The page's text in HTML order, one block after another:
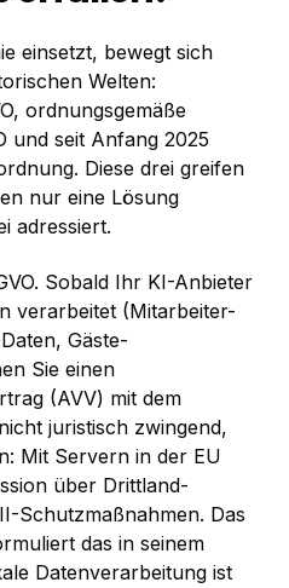
einsetzt, bewegt sich
Welten:
ordnungsgemäße
und seit Anfang 2025
Diese drei greifen
nur eine Lösung
adressiert.
Sobald Ihr KI-Anbieter
verarbeitet (Mitarbeiter-
Gäste-
Sie einen
(AVV) mit dem
juristisch zwingend,
Mit Servern in der EU
über Drittland-
Schutzmaßnahmen. Das
das in seinem
Datenverarbeitung ist